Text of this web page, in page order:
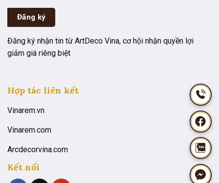
Đăng ký nhận tin từ ArtDeco Vina, cơ hội nhận quyền lợi
giảm giá riêng biệt
Hợp tác liên kết
Vinarem.vn
Vinarem.com
Arcdecorvina.com
Kết nối